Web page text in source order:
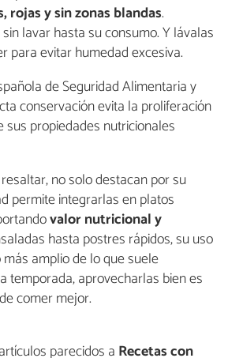
rojas y sin zonas blandas.
sin lavar hasta su consumo. Y lávalas
para evitar humedad excesiva.
de Seguridad Alimentaria y
conservación evita la proliferación
sus propiedades nutricionales
no solo destacan por su
permite integrarlas en platos
valor nutricional y
hasta postres rápidos, su uso
amplio de lo que suele
temporada, aprovecharlas bien es
comer mejor.
parecidos a Recetas con